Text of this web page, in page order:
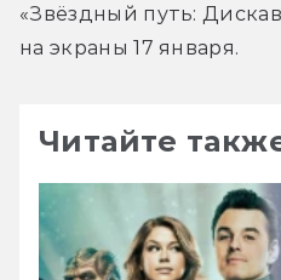
«Звёздный путь:
на экраны 17 января.
Читайте